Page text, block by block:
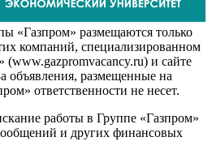
«Газпром» размещаются только
компаний, специализированном
(www.gazpromvacancy.ru) и сайте
объявления, размещенные на
ответственности не несет.
работы в Группе «Газпром»
и других финансовых